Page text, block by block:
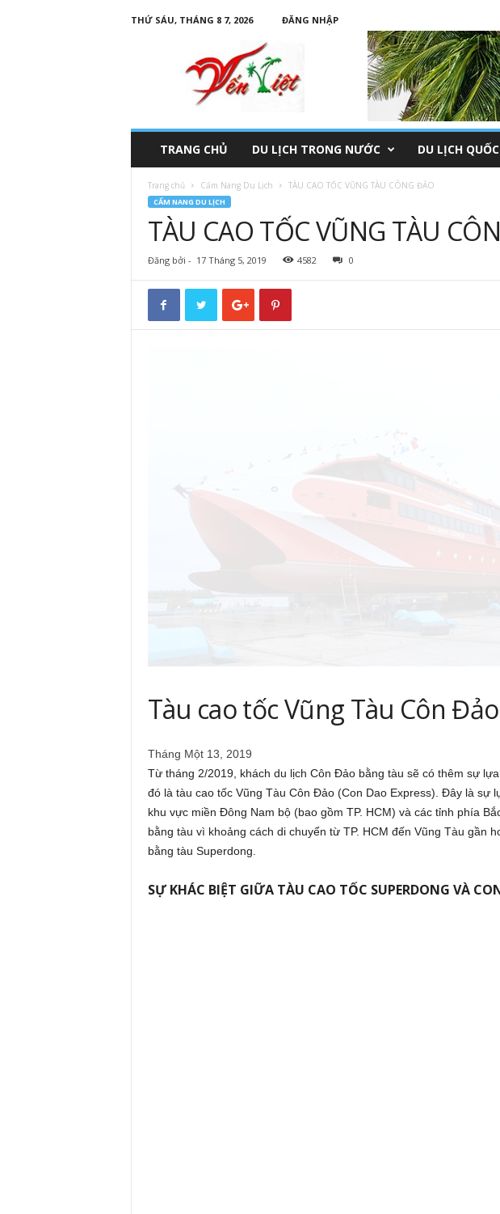
THỨ SÁU, THÁNG 8 7, 2026
ĐĂNG NHẬP
TRANG CHỦ DU LỊCH TRONG NƯỚC DU LỊCH
Trang chủ Cẩm Nang Du Lịch TÀU CAO TỐC VŨNG TÀU CÔNG ĐẢO
CẨM NANG DU LỊCH
TÀU CAO TỐC VŨNG TÀU
Đăng bởi - 17 Tháng 5, 2019 4582 0
Tàu cao tốc Vũng Tàu Côn Đảo
Tháng Một 13, 2019
Từ tháng 2/2019, khách du lịch Côn Đảo bằng tàu sẽ có thêm sự
đó là tàu cao tốc Vũng Tàu Côn Đảo (Con Dao Express). Đây là sự
khu vực miền Đông Nam bộ (bao gồm TP. HCM) và các tỉnh phía
bằng tàu vì khoảng cách di chuyển từ TP. HCM đến Vũng Tàu gần
bằng tàu Superdong.
SỰ KHÁC BIỆT GIỮA TÀU CAO TỐC SUPERDONG VÀ